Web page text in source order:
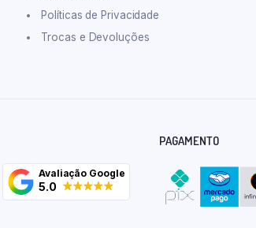
Políticas de Privacidade
Trocas e Devoluções
Avaliação Google
5.0
PAGAMENTO